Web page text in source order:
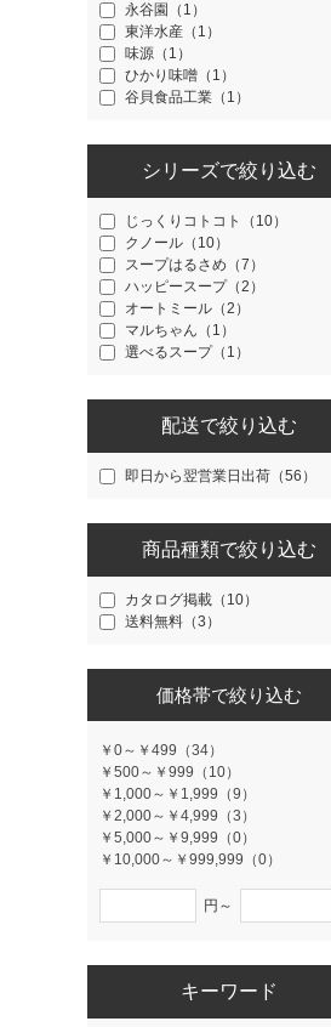
永谷園（1）
東洋水産（1）
味源（1）
ひかり味噌（1）
谷貝食品工業（1）
シリーズで絞り込む
じっくりコトコト（10）
クノール（10）
スープはるさめ（7）
ハッピースープ（2）
オートミール（2）
マルちゃん（1）
選べるスープ（1）
配送で絞り込む
即日から翌営業日出荷（56）
商品種類で絞り込む
カタログ掲載（10）
送料無料（3）
価格帯で絞り込む
￥0～￥499（34）
￥500～￥999（10）
￥1,000～￥1,999（9）
￥2,000～￥4,999（3）
￥5,000～￥9,999（0）
￥10,000～￥999,999（0）
円～
キーワード